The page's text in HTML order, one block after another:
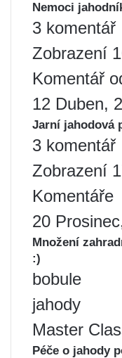
Nemoci
3 komentář
Zobrazení
Komentář
12 Duben,
Jarní jahodová
3 komentář
Zobrazení
Komentáře
20
Množení
:)
bobule
jahody
Master
Péče o jahody